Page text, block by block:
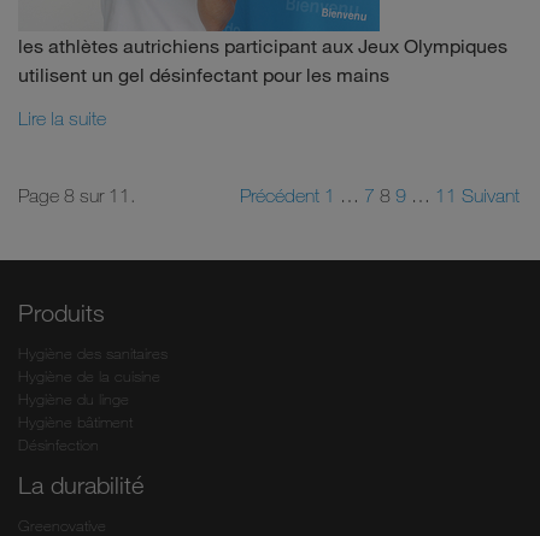
les athlètes autrichiens participant aux Jeux Olympiques
utilisent un gel désinfectant pour les mains
Lire la suite
Page 8 sur 11. Précédent 1 … 7 8 9 … 11 Suivant
Produits
Hygiène des sanitaires
Hygiène de la cuisine
Hygiène du linge
Hygiène bâtiment
Désinfection
La durabilité
Greenovative